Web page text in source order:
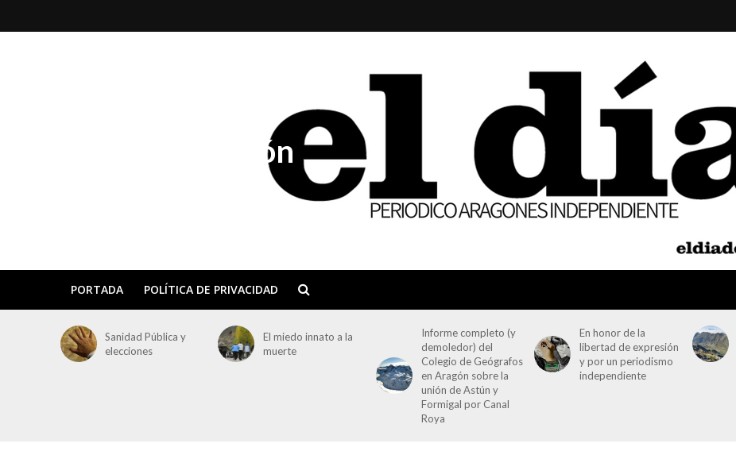
El Día de Aragón
PORTADA POLÍTICA DE PRIVACIDAD
Sanidad Pública y
elecciones
El miedo innato a la
muerte
Informe completo (y
demoledor) del
Colegio de Geógrafos
en Aragón sobre la
unión de Astún y
Formigal por Canal
Roya
En honor de la
libertad de expresión
y por un periodismo
independiente